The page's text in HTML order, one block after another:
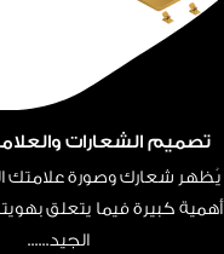
تصميم الشعارات
يُظهر شعارك وصورة علامتك
أهمية كبيرة فيما يتعلق
الجيد......